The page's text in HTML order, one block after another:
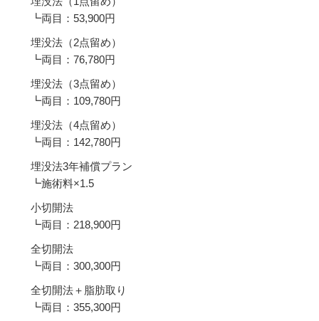
┗両目：53,900円
埋没法（2点留め）
┗両目：76,780円
埋没法（3点留め）
┗両目：109,780円
埋没法（4点留め）
┗両目：142,780円
埋没法3年補償プラン
┗施術料×1.5
小切開法
┗両目：218,900円
全切開法
┗両目：300,300円
全切開法＋脂肪取り
┗両目：355,300円